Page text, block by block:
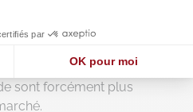
le triple pour atteindre
Le temps nécessaire à
les inventions nécessitant
sont forcément plus
par
OK pour moi
: Personnalisez vos